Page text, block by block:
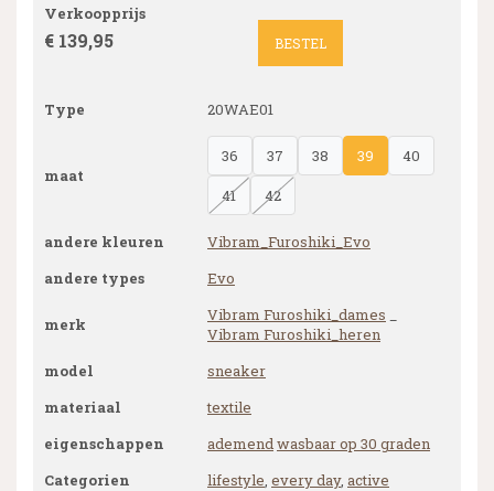
Verkoopprijs
€ 139,95 BESTEL
Type 20WAE01
maat
36 37 38 39
40
41
42
andere kleuren
Vibram_Furoshiki_Evo
andere types
Evo
merk Vibram Furoshiki_dames
Vibram Furoshiki_heren
model
sneaker
materiaal
textile
eigenschappen
ademendwasbaar op 30 graden
Categorien
lifestyle, every day, active